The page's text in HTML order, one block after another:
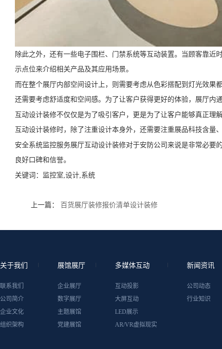
除此之外，还有一些电子围栏、门禁系统等互动装置。当顾客靠
示点位来介绍相关产品及其应用场景。
而在整个展厅内部空间设计上，则需要考虑从色彩搭配到灯光效
还需要考虑舒适度和空间感。为了让客户获得更好的体验，展厅内
互动设计装修不仅仅是为了吸引客户，更是为了让客户能够真正
互动设计装修时，除了注重设计本身外，还需要注重展品科技含量
安全系统监控服务展厅互动设计装修对于安防公司来说是非常必
良好口碑和信誉。
关键词： 监控室,设计,系统
上一篇： 百货展厅装修报价清单设计装修
关于我们
联系我们
公司简介
企业文化
组织架构
展馆展厅
企业展厅
数字展厅
主题展馆
党建展馆
多媒体互动
互动投影
大屏互动
LED展示
AR/VR虚拟现实
新闻资讯
公司动态
行业知识